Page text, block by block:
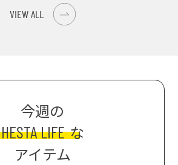
VIEW ALL
今週の
HESTA LIFE な
アイテム